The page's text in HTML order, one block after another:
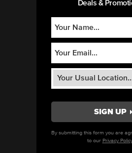
Deals &
By submitting this form you are
to our Privacy